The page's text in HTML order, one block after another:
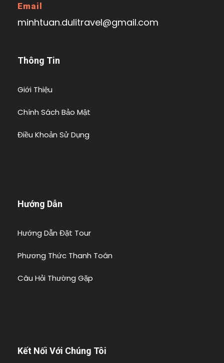
Email
minhtuan.dulitravel@gmail.com
Thông Tin
Giới Thiệu
Chính Sách Bảo Mật
Điều Khoản Sử Dụng
Hướng Dẫn
Hướng Dẫn Đặt Tour
Phương Thức Thanh Toán
Câu Hỏi Thường Gặp
Kết Nối Với Chúng Tôi